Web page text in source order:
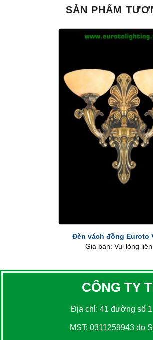
SẢN PHẨM
Đèn vách đồng Euroto
Giá bán: Vui lòng
CÔNG TY
Địa chỉ: 41 đường số 1
MST: 0311259943 do